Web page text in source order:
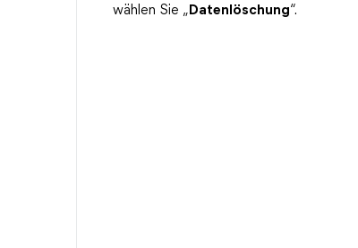
wählen Sie „ Datenlöschung“.